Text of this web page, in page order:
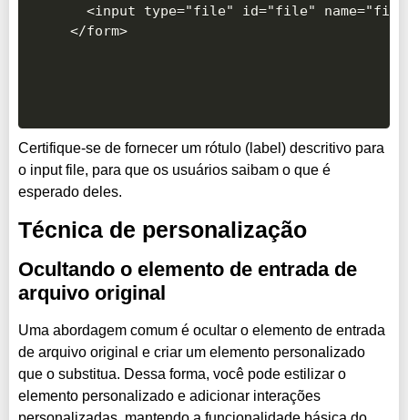
<input type="file" id="file"
Certifique-se de fornecer um rótulo (label) descritivo para
o input file, para que os usuários saibam o que é
esperado deles.
Técnica de personalização
Ocultando o elemento de entrada de
arquivo original
Uma abordagem comum é ocultar o elemento de entrada
de arquivo original e criar um elemento personalizado
que o substitua. Dessa forma, você pode estilizar o
elemento personalizado e adicionar interações